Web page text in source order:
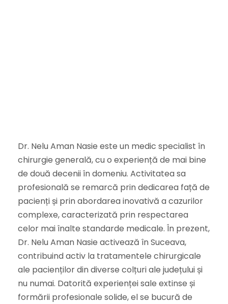
Dr. Nelu Aman Nasie este un medic specialist în
chirurgie generală, cu o experiență de mai bine
de două decenii în domeniu. Activitatea sa
profesională se remarcă prin dedicarea față de
pacienți și prin abordarea inovativă a cazurilor
complexe, caracterizată prin respectarea
celor mai înalte standarde medicale. În prezent,
Dr. Nelu Aman Nasie activează în Suceava,
contribuind activ la tratamentele chirurgicale
ale pacienților din diverse colțuri ale județului și
nu numai. Datorită experienței sale extinse și
formării profesionale solide, el se bucură de